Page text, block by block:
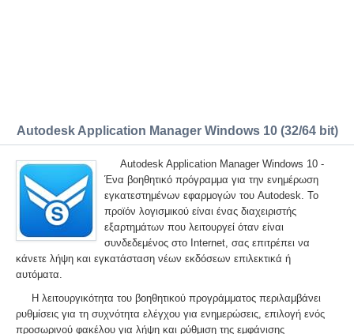
Autodesk Application Manager Windows 10 (32/64 bit)
Autodesk Application Manager Windows 10 -
Ένα βοηθητικό πρόγραμμα για την ενημέρωση
εγκατεστημένων εφαρμογών του Autodesk. Το
προϊόν λογισμικού είναι ένας διαχειριστής
εξαρτημάτων που λειτουργεί όταν είναι
συνδεδεμένος στο Internet, σας επιτρέπει να
κάνετε λήψη και εγκατάσταση νέων εκδόσεων επιλεκτικά ή
αυτόματα.
Η λειτουργικότητα του βοηθητικού προγράμματος περιλαμβάνει
ρυθμίσεις για τη συχνότητα ελέγχου για ενημερώσεις, επιλογή ενός
προσωρινού φακέλου για λήψη και ρύθμιση της εμφάνισης